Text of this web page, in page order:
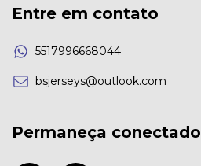
Entre em contato
5517996668044
bsjerseys@outlook.com
Permaneça conectado